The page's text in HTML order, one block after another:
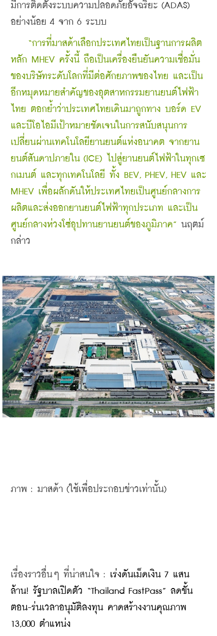
มีการติดตั้งระบบความปลอดภัยอัจฉริยะ (ADAS)
อย่างน้อย 4 จาก 6 ระบบ
“การที่มาสด้าเลือกประเทศไทยเป็นฐานการผลิต
หลัก MHEV ครั้งนี้ ถือเป็นเครื่องยืนยันความเชื่อมั่น
ของบริษัทระดับโลกที่มีต่อศักยภาพของไทย และเป็น
อีกหมุดหมายสำคัญของอุตสาหกรรมยานยนต์ไฟฟ้า
ไทย ตอกย้ำว่าประเทศไทยเดินมาถูกทาง บอร์ด EV
และบีโอไอมีเป้าหมายชัดเจนในการสนับสนุนการ
เปลี่ยนผ่านเทคโนโลยียานยนต์แห่งอนาคต จากยาน
ยนต์สันดาปภายใน (ICE) ไปสู่ยานยนต์ไฟฟ้าในทุกเซ
กเมนต์ และทุกเทคโนโลยี ทั้ง BEV, PHEV, HEV และ
MHEV เพื่อผลักดันให้ประเทศไทยเป็นศูนย์กลางการ
ผลิตและส่งออกยานยนต์ไฟฟ้าทุกประเภท และเป็น
ศูนย์กลางห่วงโซ่อุปทานยานยนต์ของภูมิภาค” นฤตม์
กล่าว
ภาพ : มาสด้า (ใช้เพื่อประกอบข่าวเท่านั้น)
เรื่องราวอื่นๆ ที่น่าสนใจ : เร่งดันเม็ดเงิน 7 แสน
ล้าน! รัฐบาลเปิดตัว “Thailand FastPass” ลดขั้น
ตอน-ร่นเวลาอนุมัติลงทุน คาดสร้างงานคุณภาพ
13,000 ตำแหน่ง